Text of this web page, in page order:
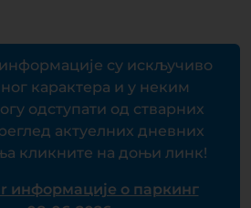
су искључиво
карактера и у неким
одступати од стварних
актуелних дневних
кликните на доњи линк!
информације о паркинг